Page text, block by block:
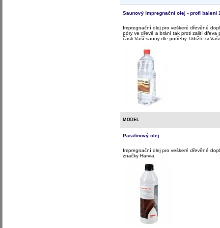
Saunový impregnační olej - profi balení
Impregnační olej pro veškeré dřevěné
póry ve dřevě a brání tak proti zalití dřeva
části Vaší sauny dle potřeby. Udržte si
MODEL
Parafinový olej
Impregnační olej pro veškeré dřevěné
značky Harvia.